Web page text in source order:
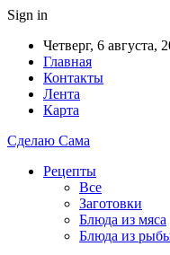
Sign in
Четверг, 6 августа,
Главная
Контакты
Лента
Карта
Сделаю Сама
Рецепты
Все
Заготовки
Блюда из мяса
Блюда из